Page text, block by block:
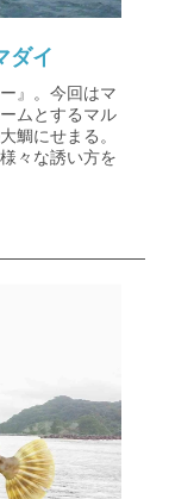
ダイ
』。今回はマ
ムとするマル
鯛にせまる。
々な誘い方を